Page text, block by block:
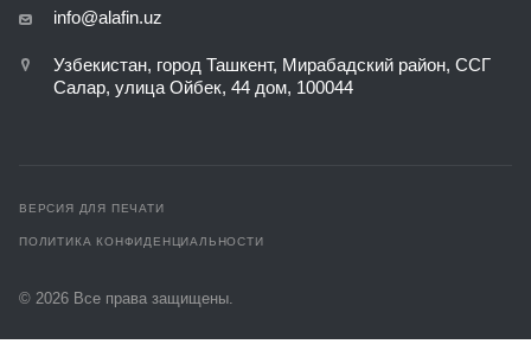
info@alafin.uz
Узбекистан, город Ташкент, Мирабадский район, ССГ
Салар, улица Ойбек, 44 дом, 100044
ВЕРСИЯ ДЛЯ ПЕЧАТИ
ПОЛИТИКА КОНФИДЕНЦИАЛЬНОСТИ
© 2026 Все права защищены.